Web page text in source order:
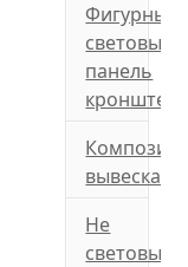
Фигурные
световые
панель
вывеска
Не
световые